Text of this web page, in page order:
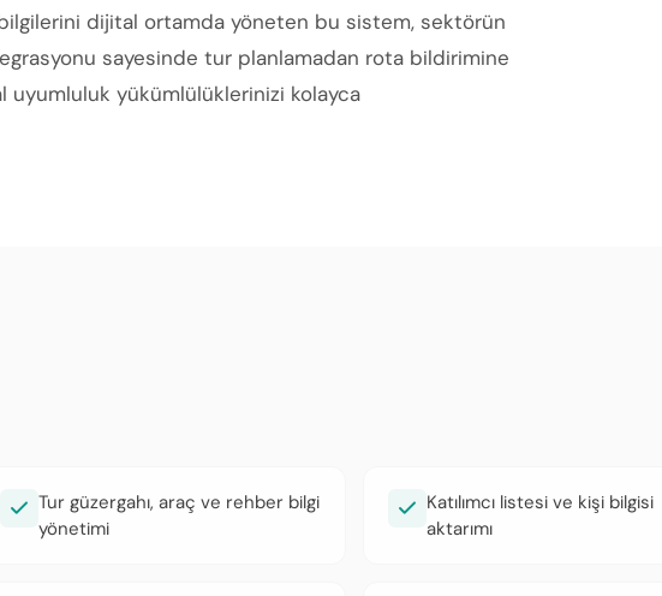
bilgilerini dijital ortamda yöneten bu sistem, sektörün
sayesinde tur planlamadan rota bildirimine
yükümlülüklerinizi kolayca
Tur güzergahı, araç ve rehber bilgi
yönetimi
Katılımcı listesi ve kişi bilgisi
aktarımı